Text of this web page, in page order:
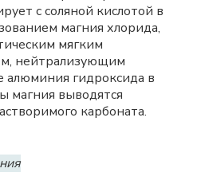
с соляной кислотой в
магния хлорида,
мягким
нейтрализующим
алюминия гидроксида в
магния выводятся
карбоната.